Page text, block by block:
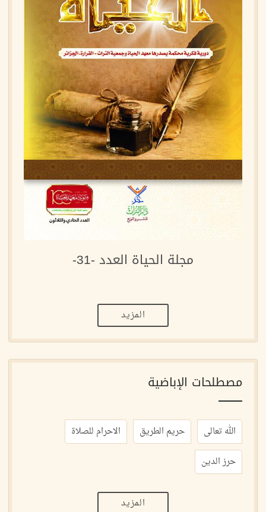
مجلة الحياة العدد -31-
المزيد
مصطلحات الإباضية
الله تعالى حريم الطريق
الاحرام للصلاة
حرز الدين
المزيد